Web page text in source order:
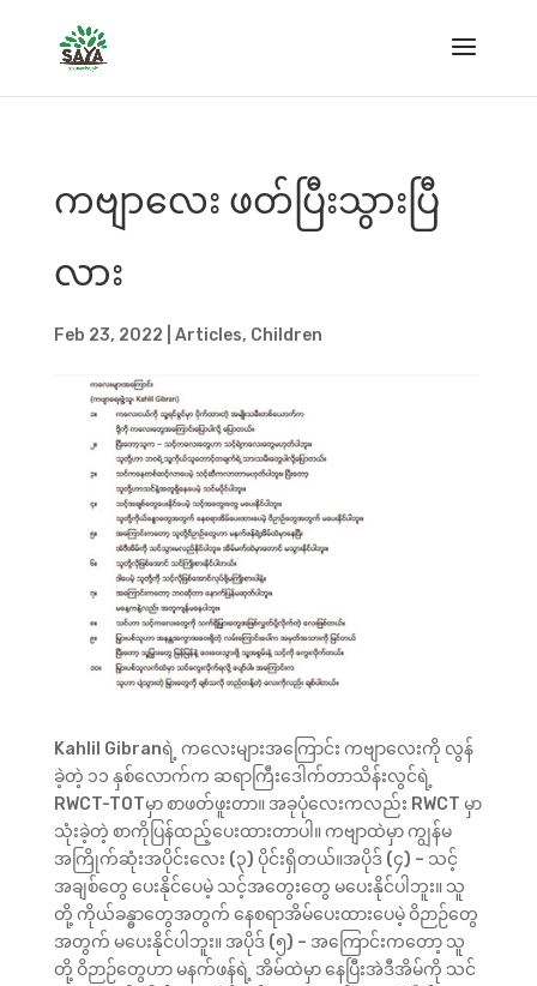
ကဗျာလေး ဖတ်ပြီးသွားပြီ
လား
Feb 23, 2022 Articles, Children
Kahlil Gibranရဲ့ ကလေးများအကြောင်း ကဗျာလေးကို လွန်
ခဲ့တဲ့ ၁၁ နှစ်လောက်က ဆရာကြီးဒေါက်တာသိန်းလွင်ရဲ့
RWCT-TOTမှာ စာဖတ်ဖူးတာ။ အခုပုံလေးကလည်း RWCT မှာ
သုံးခဲ့တဲ့ စာကိုပြန်ထည့်ပေးထားတာပါ။ ကဗျာထဲမှာ ကျွန်မ
အကြိုက်ဆုံးအပိုင်းလေး (၃) ပိုင်းရှိတယ်။အပိုဒ် (၄) – သင့်
အချစ်တွေ ပေးနိုင်ပေမဲ့ သင့်အတွေးတွေ မပေးနိုင်ပါဘူး။ သူ
တို့ ကိုယ်ခန္ဓာတွေအတွက် နေစရာအိမ်ပေးထားပေမဲ့ ဝိဉာဉ်တွေ
အတွက် မပေးနိုင်ပါဘူး။ အပိုဒ် (၅) – အကြောင်းကတော့ သူ
တို့ ဝိဉာဉ်တွေဟာ မနက်ဖန်ရဲ့ အိမ်ထဲမှာ နေပြီးအဲဒီအိမ်ကို သင်